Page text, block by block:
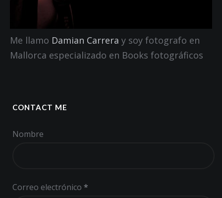
Me llamo Damian Carrera y soy fotografo en
Mallorca especializado en Books fotográficos
CONTACT ME
Nombre
Correo electrónico *